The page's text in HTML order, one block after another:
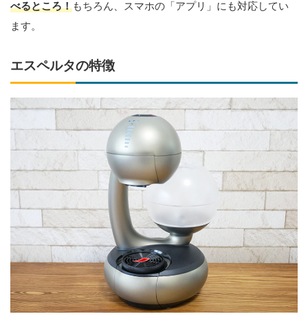
べるところ！もちろん、スマホの「アプリ」にも対応してい
ます。
エスペルタの特徴